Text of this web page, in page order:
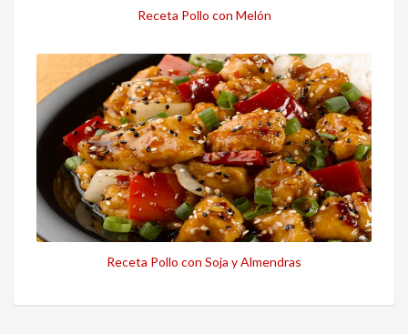
Receta Pollo con Melón
Receta Pollo con Soja y Almendras